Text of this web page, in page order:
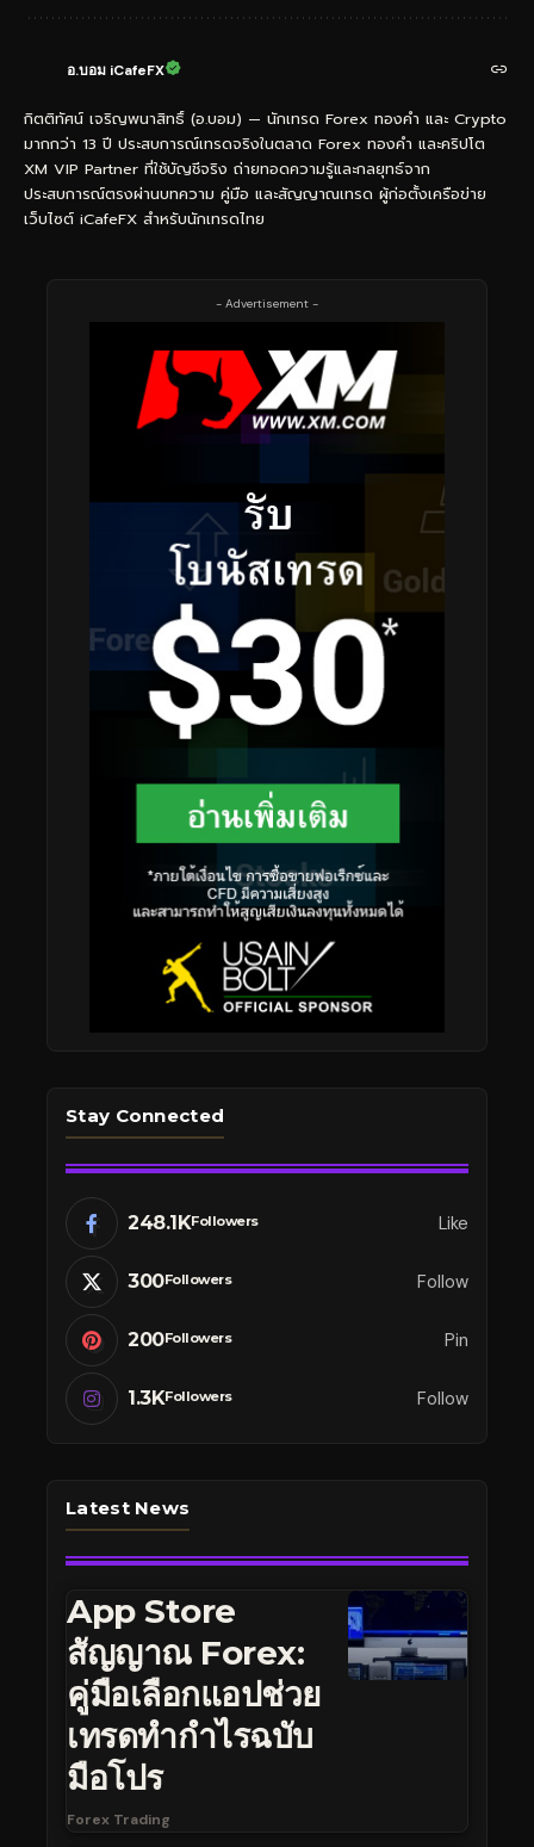
อ.บอม iCafeFX
กิตติทัศน์ เจริญพนาสิทธิ์ (อ.บอม) — นักเทรด Forex ทองคำ และ Crypto
มากกว่า 13 ปี ประสบการณ์เทรดจริงในตลาด Forex ทองคำ และคริปโต
XM VIP Partner ที่ใช้บัญชีจริง ถ่ายทอดความรู้และกลยุทธ์จาก
ประสบการณ์ตรงผ่านบทความ คู่มือ และสัญญาณเทรด ผู้ก่อตั้งเครือข่าย
เว็บไซต์ iCafeFX สำหรับนักเทรดไทย
- Advertisement -
Stay Connected
248.1KFollowers Like
300Followers Follow
200Followers Pin
1.3KFollowers Follow
Latest News
App Store
สัญญาณ Forex:
คู่มือเลือกแอปช่วย
เทรดทำกำไรฉบับ
มือโปร
Forex Trading